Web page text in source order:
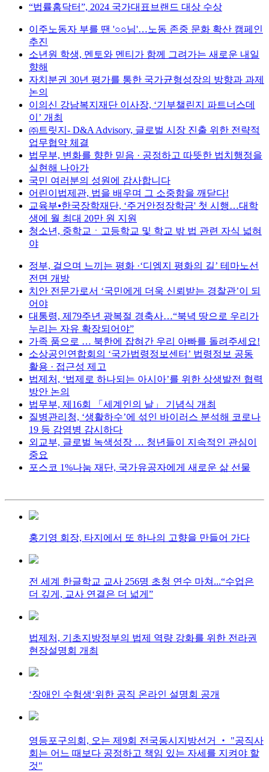
“법률홈닥터”, 2024 국가대표브랜드 대상 수상
이주노동자 부를 땐 '○○님'…노동 존중 문화 확산 캠페인
추진
소년원 학생, 멘토와 멘티가 함께 그려가는 새로운 내일
향해
자치분권 30년 평가를 통한 국가균형성장의 방향과 과제
논의
이의신 강남복지재단 이사장, ‘기부챌린지 파트너스데
이’ 개최
㈜트릿지- D&A Advisory, 글로벌 시장 진출 위한 전략적
업무협약 체결
법무부, 변화를 향한 믿음 · 공정하고 따뜻한 법치행정을
실현해 나아가
국민 여러분의 성원에 감사합니다
어린이법제관, 법을 배우며 그 소중함을 깨닫다!
교육부⦁한국장학재단, ‘주거안정장학금' 첫 시행…대학
생에 월 최대 20만 원 지원
청소년, 중학교ㆍ고등학교 및 학교 밖 법 관련 자식 넓혀
야
정부, 걸으며 느끼는 평화 ·‘디엠지 평화의 길’ 테마노선
전면 개방
치안 전문가로서 ‘국민에게 더욱 신뢰받는 경찰관’이 되
어야
대통령, 제79주년 광복절 경축사…“북녁 땅으로 우리가
누리는 자유 확장되어야”
가족 품으로 … 북한에 잡혀간 우리 아빠를 돌려주세요!
소상공인연합회의 ‘국가법령정보센터’ 법령정보 공동
활용 · 접근성 제고
법제처, ‘법제로 하나되는 아시아’를 위한 상생발전 협력
방안 논의
법무부, 제16회 「세계인의 날」 기념식 개최
질병관리청, ‘생활하수’에 섞인 바이러스 분석해 코로나
19 등 감염병 감시하다
외교부, 글로벌 녹색성장 … 청년들이 지속적인 관심이
중요
포스코 1%나눔 재단, 국가유공자에게 새로운 삶 선물
홍기영 회장, 타지에서 또 하나의 고향을 만들어 가다
전 세계 한글학교 교사 256명 초청 연수 마쳐...“수업은
더 깊게, 교사 연결은 더 넓게”
법제처, 기초지방정부의 법제 역량 강화를 위한 전라권
현장설명회 개최
‘장애인 수험생‘위한 공직 온라인 설명회 공개
영등포구의회, 오는 제9회 전국동시지방선거 ‧ "공직사
회는 어느 때보다 공정하고 책임 있는 자세를 지켜야 할
것"